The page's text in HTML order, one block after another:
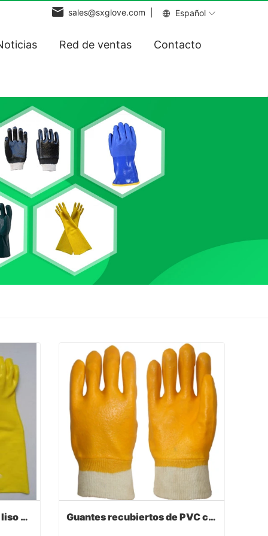
Español
sales@sxglove.com |
Red de ventas Contacto
Guantes de PVC amarillo liso acabado liso lino de algodón 60cm Guantes recubiertos de PVC con color amarillo